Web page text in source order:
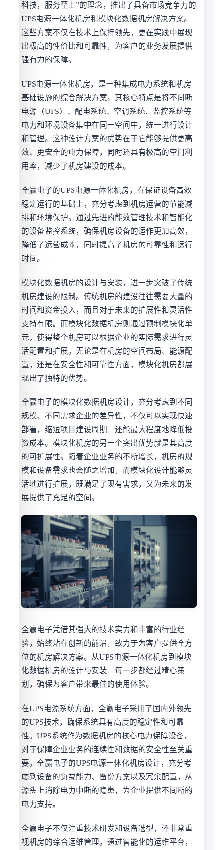
科技，服务至上”的理念，推出了具备市场竞争力的
UPS电源一体化机房和模块化数据机房解决方案。
这些方案不仅在技术上保持领先，更在实践中展现
出极高的性价比和可靠性，为客户的业务发展提供
强有力的保障。
UPS电源一体化机房，是一种集成电力系统和机房
基础设施的综合解决方案。其核心特点是将不间断
电源（UPS）、配电系统、空调系统、监控系统等
电力和环境设备集中在同一空间中，统一进行设计
和管理。这种设计方案的优势在于它能够提供更高
效、更安全的电力保障，同时还具有极高的空间利
用率，减少了机房建设的成本。
全赢电子的UPS电源一体化机房，在保证设备高效
稳定运行的基础上，充分考虑到机房运营的节能减
排和环境保护。通过先进的能效管理技术和智能化
的设备监控系统，确保机房设备的运作更加高效，
降低了运营成本，同时提高了机房的可靠性和运行
时间。
模块化数据机房的设计与安装，进一步突破了传统
机房建设的限制。传统机房的建设往往需要大量的
时间和资金投入，而且对于未来的扩展性和灵活性
支持有限。而模块化数据机房则通过预制模块化单
元，使得整个机房可以根据企业的实际需求进行灵
活配置和扩展。无论是在机房的空间布局、能源配
置，还是在安全性和可靠性方面，模块化机房都展
现出了独特的优势。
全赢电子的模块化数据机房设计，充分考虑到不同
规模、不同需求企业的差异性，不仅可以实现快速
部署，缩短项目建设周期，还能最大程度地降低投
资成本。模块化机房的另一个突出优势就是其高度
的可扩展性。随着企业业务的不断增长，机房的规
模和设备需求也会随之增加，而模块化设计能够灵
活地进行扩展，既满足了现有需求，又为未来的发
展提供了充足的空间。
全赢电子凭借其强大的技术实力和丰富的行业经
验，始终站在创新的前沿，致力于为客户提供全方
位的机房解决方案。从UPS电源一体化机房到模块
化数据机房的设计与安装，每一步都经过精心策
划，确保为客户带来最佳的使用体验。
在UPS电源系统方面，全赢电子采用了国内外领先
的UPS技术，确保系统具有高度的稳定性和可靠
性。UPS系统作为数据机房的核心电力保障设备，
对于保障企业业务的连续性和数据的安全性至关重
要。全赢电子的UPS电源一体化机房设计，充分考
虑到设备的负载能力、备份方案以及冗余配置，从
源头上消除电力中断的隐患，为企业提供不间断的
电力支持。
全赢电子不仅注重技术研发和设备选型，还非常重
视机房的综合运维管理。通过智能化的运维平台，